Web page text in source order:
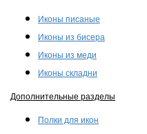
Иконы писаные
Иконы из бисера
Иконы из меди
Иконы складни
Дополнительные разделы
Полки для икон